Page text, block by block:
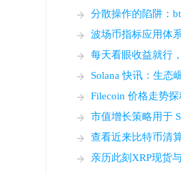
分散操作的陷阱：
波场币指标应用体
每天看眼收益就行
Solana 快讯：生态
Filecoin 价格走势
市值增长策略用于
查看近来比特币清
亲历此刻XRP现货